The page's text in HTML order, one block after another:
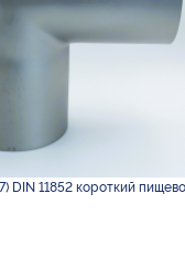
11852 короткий